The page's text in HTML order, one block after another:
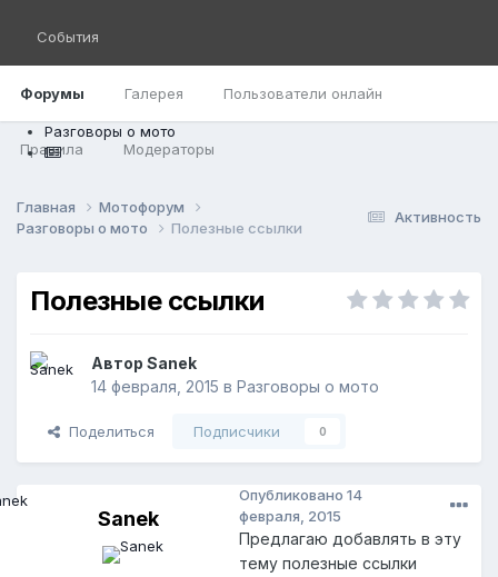
Форумы Галерея Пользователи онлайн
Правила Модераторы
События
Разговоры о мото
Активность
Главная
Мотофорум
Разговоры о мото
Полезные ссылки
Полезные ссылки
Автор Sanek
14 февраля, 2015 в Разговоры о мото
Поделиться Подписчики 0
Sanek
Опубликовано 14
февраля, 2015
Предлагаю добавлять в эту
тему полезные ссылки